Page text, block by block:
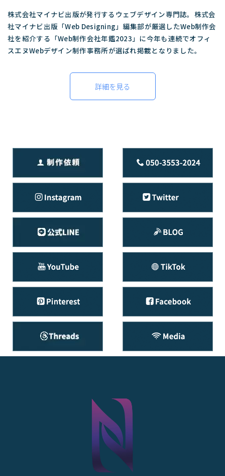
株式会社マイナビ出版が発行するウェブデザイン専門誌。株式会
社マイナビ出版「Web Designing」編集部が厳選したWeb制作会
社を紹介する「Web制作会社年鑑2023」に今年も連続でオフィ
スエヌWebデザイン制作事務所が選ばれ掲載となりました。
詳細を見る